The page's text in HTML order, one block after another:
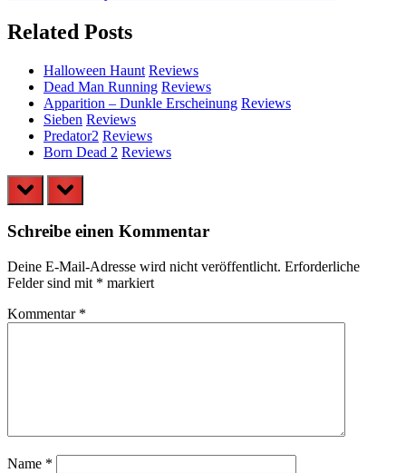
Related Posts
Halloween Haunt Reviews
Dead Man Running Reviews
Apparition – Dunkle Erscheinung Reviews
Sieben Reviews
Predator2 Reviews
Born Dead 2 Reviews
prev next
Schreibe einen Kommentar
Deine E-Mail-Adresse wird nicht veröffentlicht. Erforderliche
Felder sind mit * markiert
Kommentar *
Name *